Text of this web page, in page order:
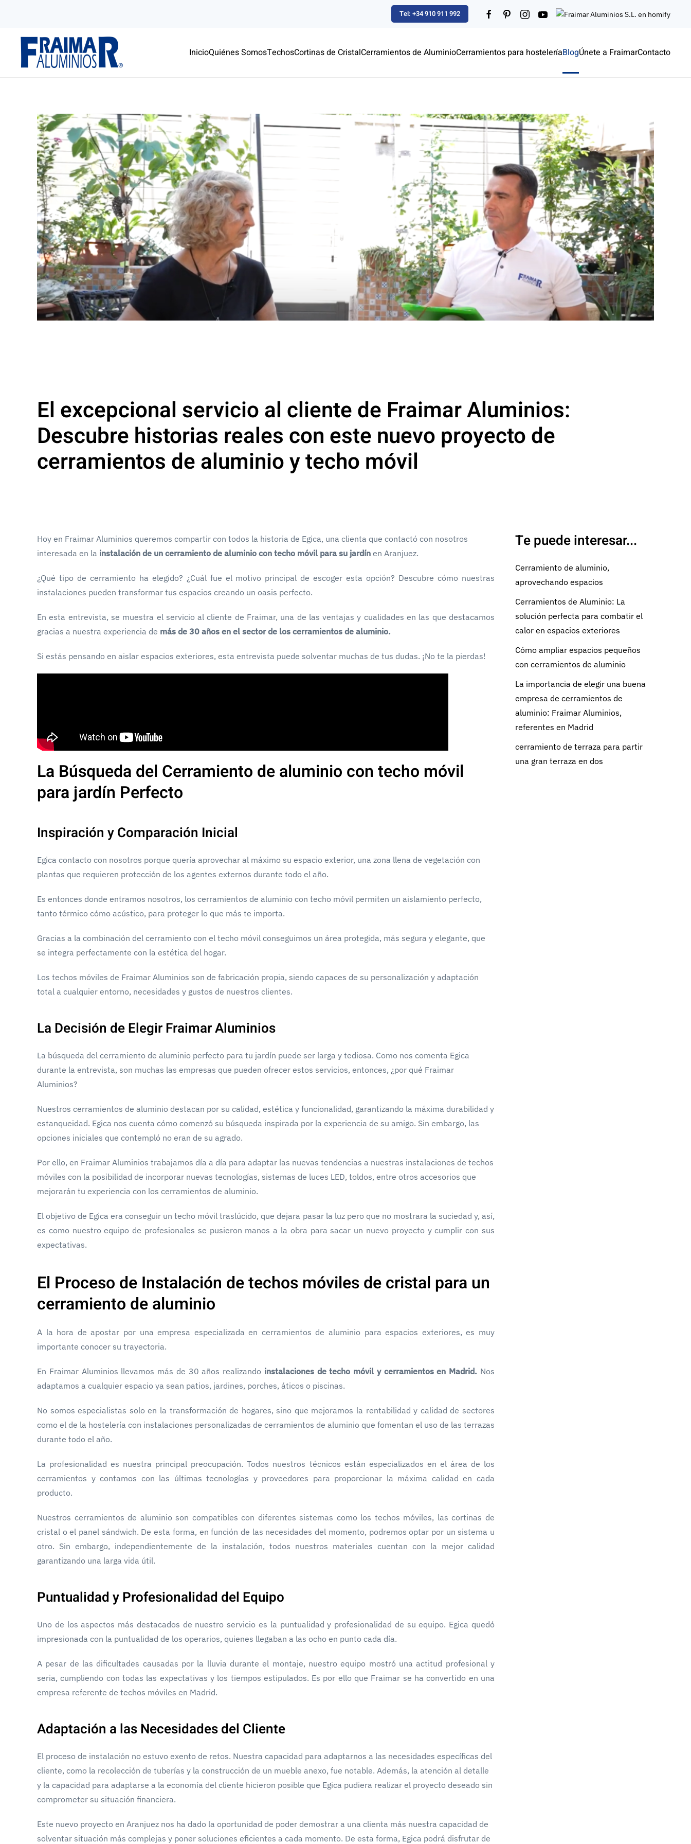
Tel: +34 910 911 992
InicioQuiénes SomosTechosCortinas de CristalCerramientos de AluminioCerramientos para hosteleríaBlogÚnete a FraimarContacto
El excepcional servicio al cliente de Fraimar Aluminios:
Descubre historias reales con este nuevo proyecto de
cerramientos de aluminio y techo móvil
Hoy en Fraimar Aluminios queremos compartir con todos la historia de Egica, una clienta que contactó con nosotros
interesada en la instalación de un cerramiento de aluminio con techo móvil para su jardín en Aranjuez.
¿Qué tipo de cerramiento ha elegido? ¿Cuál fue el motivo principal de escoger esta opción? Descubre cómo nuestras
instalaciones pueden transformar tus espacios creando un oasis perfecto.
En esta entrevista, se muestra el servicio al cliente de Fraimar, una de las ventajas y cualidades en las que destacamos
gracias a nuestra experiencia de más de 30 años en el sector de los cerramientos de aluminio.
Si estás pensando en aislar espacios exteriores, esta entrevista puede solventar muchas de tus dudas. ¡No te la pierdas!
La Búsqueda del Cerramiento de aluminio con techo móvil
para jardín Perfecto
Inspiración y Comparación Inicial
Egica contacto con nosotros porque quería aprovechar al máximo su espacio exterior, una zona llena de vegetación con
plantas que requieren protección de los agentes externos durante todo el año.
Es entonces donde entramos nosotros, los cerramientos de aluminio con techo móvil permiten un aislamiento perfecto,
tanto térmico cómo acústico, para proteger lo que más te importa.
Gracias a la combinación del cerramiento con el techo móvil conseguimos un área protegida, más segura y elegante, que
se integra perfectamente con la estética del hogar.
Los techos móviles de Fraimar Aluminios son de fabricación propia, siendo capaces de su personalización y adaptación
total a cualquier entorno, necesidades y gustos de nuestros clientes.
La Decisión de Elegir Fraimar Aluminios
La búsqueda del cerramiento de aluminio perfecto para tu jardín puede ser larga y tediosa. Como nos comenta Egica
durante la entrevista, son muchas las empresas que pueden ofrecer estos servicios, entonces, ¿por qué Fraimar
Aluminios?
Nuestros cerramientos de aluminio destacan por su calidad, estética y funcionalidad, garantizando la máxima durabilidad y
estanqueidad. Egica nos cuenta cómo comenzó su búsqueda inspirada por la experiencia de su amigo. Sin embargo, las
opciones iniciales que contempló no eran de su agrado.
Por ello, en Fraimar Aluminios trabajamos día a día para adaptar las nuevas tendencias a nuestras instalaciones de techos
móviles con la posibilidad de incorporar nuevas tecnologías, sistemas de luces LED, toldos, entre otros accesorios que
mejorarán tu experiencia con los cerramientos de aluminio.
El objetivo de Egica era conseguir un techo móvil traslúcido, que dejara pasar la luz pero que no mostrara la suciedad y, así,
es como nuestro equipo de profesionales se pusieron manos a la obra para sacar un nuevo proyecto y cumplir con sus
expectativas.
El Proceso de Instalación de techos móviles de cristal para un
cerramiento de aluminio
A la hora de apostar por una empresa especializada en cerramientos de aluminio para espacios exteriores, es muy
importante conocer su trayectoria.
En Fraimar Aluminios llevamos más de 30 años realizando instalaciones de techo móvil y cerramientos en Madrid. Nos
adaptamos a cualquier espacio ya sean patios, jardines, porches, áticos o piscinas.
No somos especialistas solo en la transformación de hogares, sino que mejoramos la rentabilidad y calidad de sectores
como el de la hostelería con instalaciones personalizadas de cerramientos de aluminio que fomentan el uso de las terrazas
durante todo el año.
La profesionalidad es nuestra principal preocupación. Todos nuestros técnicos están especializados en el área de los
cerramientos y contamos con las últimas tecnologías y proveedores para proporcionar la máxima calidad en cada
producto.
Nuestros cerramientos de aluminio son compatibles con diferentes sistemas como los techos móviles, las cortinas de
cristal o el panel sándwich. De esta forma, en función de las necesidades del momento, podremos optar por un sistema u
otro. Sin embargo, independientemente de la instalación, todos nuestros materiales cuentan con la mejor calidad
garantizando una larga vida útil.
Puntualidad y Profesionalidad del Equipo
Uno de los aspectos más destacados de nuestro servicio es la puntualidad y profesionalidad de su equipo. Egica quedó
impresionada con la puntualidad de los operarios, quienes llegaban a las ocho en punto cada día.
A pesar de las dificultades causadas por la lluvia durante el montaje, nuestro equipo mostró una actitud profesional y
seria, cumpliendo con todas las expectativas y los tiempos estipulados. Es por ello que Fraimar se ha convertido en una
empresa referente de techos móviles en Madrid.
Adaptación a las Necesidades del Cliente
El proceso de instalación no estuvo exento de retos. Nuestra capacidad para adaptarnos a las necesidades específicas del
cliente, como la recolección de tuberías y la construcción de un mueble anexo, fue notable. Además, la atención al detalle
y la capacidad para adaptarse a la economía del cliente hicieron posible que Egica pudiera realizar el proyecto deseado sin
comprometer su situación financiera.
Este nuevo proyecto en Aranjuez nos ha dado la oportunidad de poder demostrar a una clienta más nuestra capacidad de
solventar situación más complejas y poner soluciones eficientes a cada momento. De esta forma, Egica podrá disfrutar de
Te puede interesar...
Cerramiento de aluminio,
aprovechando espacios
Cerramientos de Aluminio: La
solución perfecta para combatir el
calor en espacios exteriores
Cómo ampliar espacios pequeños
con cerramientos de aluminio
La importancia de elegir una buena
empresa de cerramientos de
aluminio: Fraimar Aluminios,
referentes en Madrid
cerramiento de terraza para partir
una gran terraza en dos